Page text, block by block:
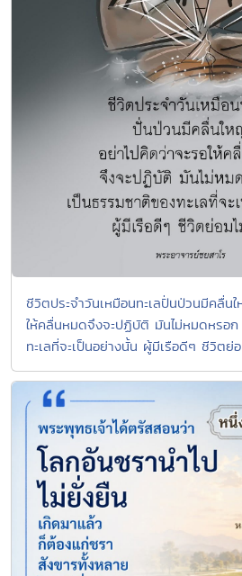
ชีวิตประจำวันเหมือนทะเลปั่นป่วนมีคลื่น
ให้คลื่นหมดจึงจะปฏิบัติ มันไม่หมดหรอ
ทะเลที่จะเป็นอย่างนั้น ผู้มีเรือดีๆ ชีวิตย่